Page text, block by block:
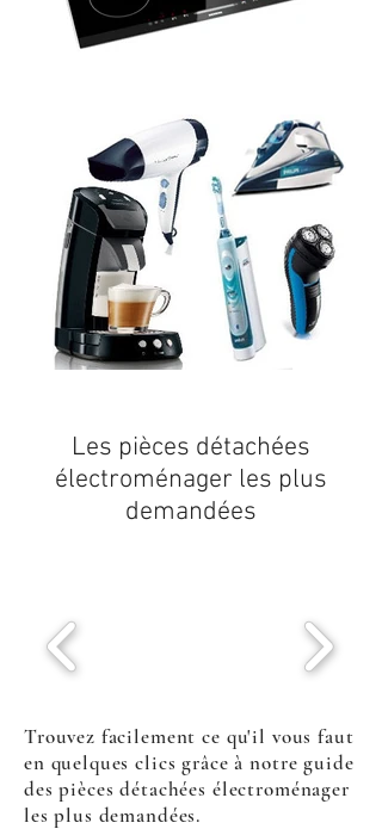
Les pièces détachées
électroménager les plus
demandées
Trouvez facilement ce qu'il vous faut
en quelques clics grâce à notre guide
des pièces détachées électroménager
les plus demandées.